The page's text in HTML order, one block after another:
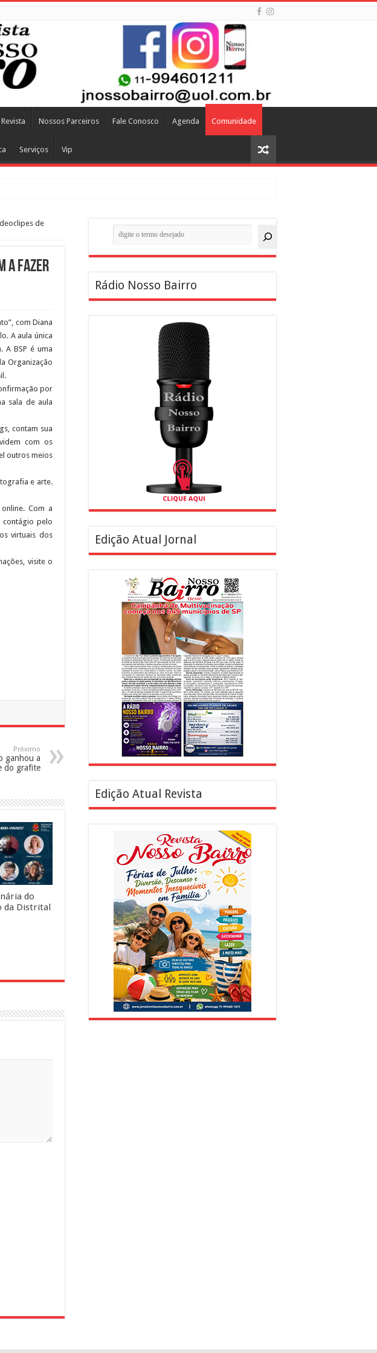
Nossos Parceiros Fale Conosco Agenda Comunidade
Serviços Vip
de
a fazer
com Diana
A aula única
A BSP é uma
Organização
por
sala de aula
contam sua
com os
outros meios
e arte.
Com a
contágio pelo
virtuais dos
visite o
Próximo
ganhou a
do grafite
do
da Distrital
Pesquisar
Rádio Nosso Bairro
Edição Atual Jornal
Edição Atual Revista